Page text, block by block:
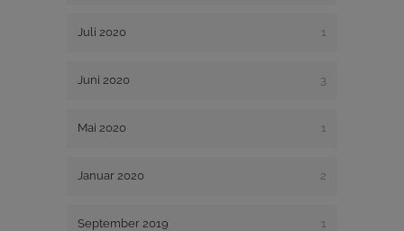
Juli 2020 1
Juni 2020 3
Mai 2020 1
Januar 2020 2
September 2019 1